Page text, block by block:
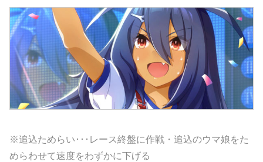
※追込ためらい･･･レース終盤に作戦・追込のウマ娘をた
めらわせて速度をわずかに下げる